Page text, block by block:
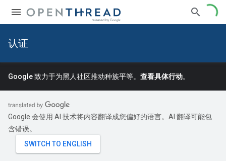
认证
Google 致力于为黑人社区推动种族平等。 查看具体行动。
Google 会使用 AI 技术将内容翻译成您偏好的语言。AI 翻译可能包
含错误。